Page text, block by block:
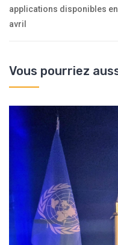
applications disponibles en
avril
Vous pourriez